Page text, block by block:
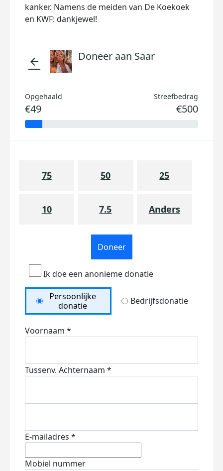
kanker. Namens de meiden van De Koekoek
en KWF: dankjewel!
arrow_back Doneer aan Saar
Opgehaald
€49
Streefbedrag
€500
75 50 25
10 7.5 Anders
Doneer
Ik doe een anonieme donatie
Persoonlijke
donatie
Bedrijfsdonatie
Voornaam *
Tussenv. Achternaam *
E-mailadres *
Mobiel nummer